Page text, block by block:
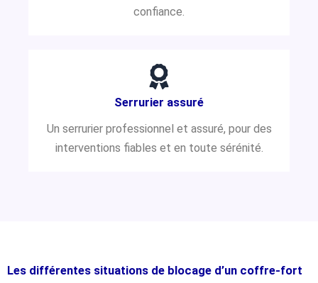
confiance.
Serrurier assuré
Un serrurier professionnel et assuré, pour des
interventions fiables et en toute sérénité.
Les différentes situations de blocage d’un coffre-fort